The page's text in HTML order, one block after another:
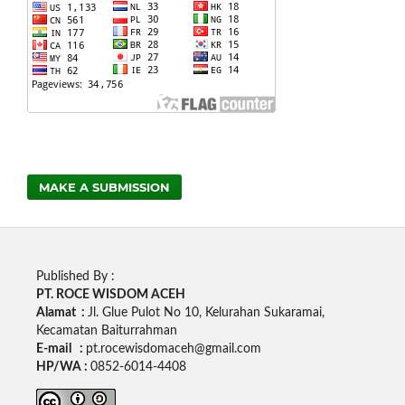
MAKE A SUBMISSION
Published By :
PT. ROCE WISDOM ACEH
Alamat : Jl. Glue Pulot No 10, Kelurahan Sukaramai,
Kecamatan Baiturrahman
E-mail : pt.rocewisdomaceh@gmail.com
HP/WA : 0852-6014-4408